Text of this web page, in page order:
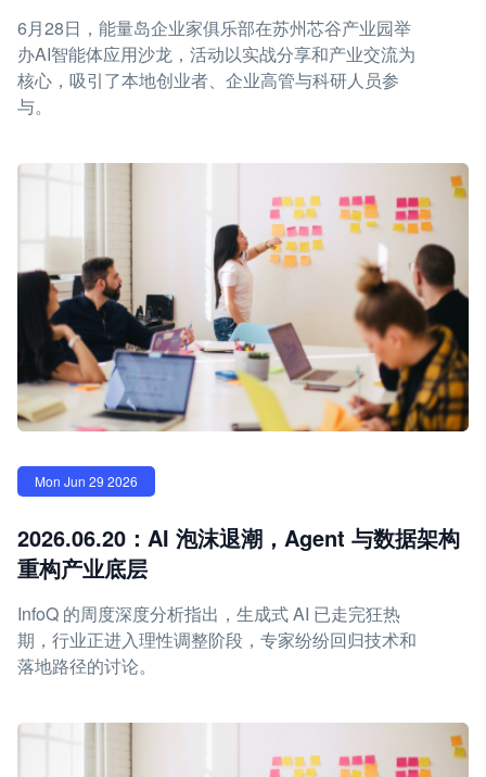
6月28日，能量岛企业家俱乐部在苏州芯谷产业园举
办AI智能体应用沙龙，活动以实战分享和产业交流为
核心，吸引了本地创业者、企业高管与科研人员参
与。
Mon Jun 29 2026
2026.06.20：AI 泡沫退潮，Agent 与数据架构
重构产业底层
InfoQ 的周度深度分析指出，生成式 AI 已走完狂热
期，行业正进入理性调整阶段，专家纷纷回归技术和
落地路径的讨论。